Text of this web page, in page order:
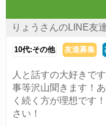
りょうさんのLINE友
10代:その他 友達募集
人と話すの大好きで
事等沢山聞きます！
く続く方が理想です
さい！